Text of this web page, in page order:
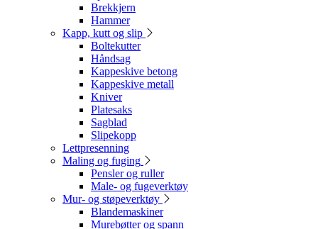
Brekkjern
Hammer
Kapp, kutt og slip
Boltekutter
Håndsag
Kappeskive betong
Kappeskive metall
Kniver
Platesaks
Sagblad
Slipekopp
Lettpresenning
Maling og fuging
Pensler og ruller
Male- og fugeverktøy
Mur- og støpeverktøy
Blandemaskiner
Murebøtter og spann